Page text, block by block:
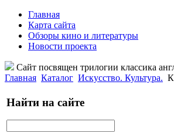
Главная
Карта сайта
Обзоры кино и литературы
Новости проекта
Сайт посвящен трилогии классика
Главная Каталог Искусство. Культура.
Найти на сайте